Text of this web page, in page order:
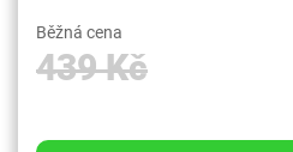
Běžná cena
439 Kč